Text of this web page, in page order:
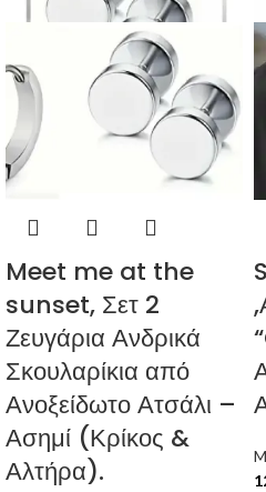
Meet me at the
sunset, Σετ 2
Ζευγάρια Ανδρικά
Σκουλαρίκια από
Ανοξείδωτο Ατσάλι –
Ασημί (Κρίκος &
Αλτήρα).